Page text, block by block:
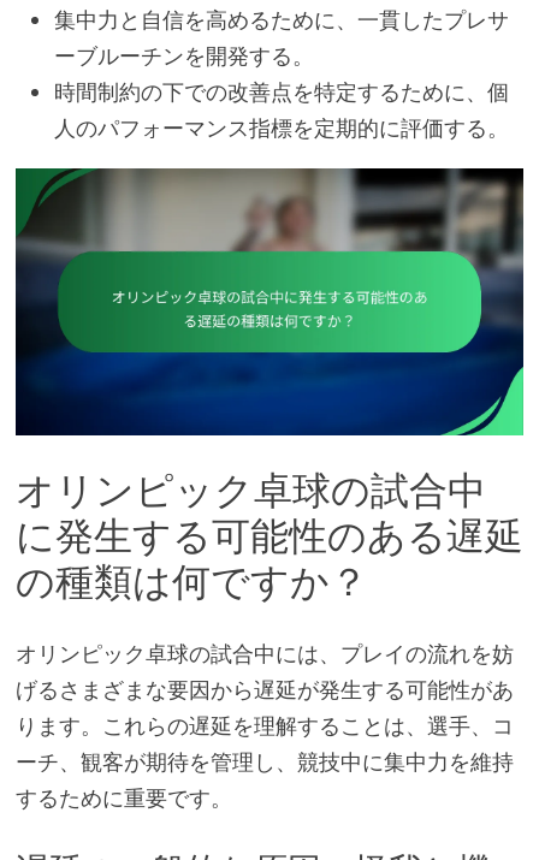
集中力と自信を高めるために、一貫したプレサ
ーブルーチンを開発する。
時間制約の下での改善点を特定するために、個
人のパフォーマンス指標を定期的に評価する。
オリンピック卓球の試合中
に発生する可能性のある遅延
の種類は何ですか？
オリンピック卓球の試合中には、プレイの流れを妨
げるさまざまな要因から遅延が発生する可能性があ
ります。これらの遅延を理解することは、選手、コ
ーチ、観客が期待を管理し、競技中に集中力を維持
するために重要です。